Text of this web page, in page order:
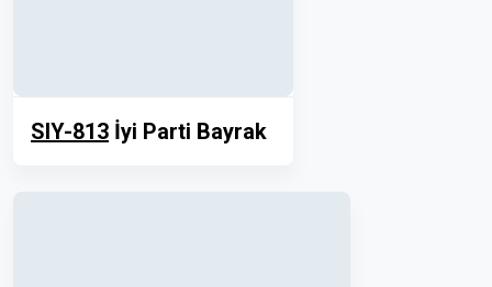
SIY-813 İyi Parti Bayrak